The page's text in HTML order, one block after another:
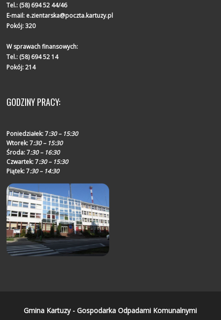
Tel.: (58) 694 52 44/46
E-mail: e.zientarska@poczta.kartuzy.pl
Pokój: 320
W sprawach finansowych:
Tel.: (58) 694 52 14
Pokój: 214
GODZINY PRACY:
Poniedziałek:7:30 – 15:30
Wtorek:7:30 – 15:30
Środa:7:30 – 16:30
Czwartek:7:30 – 15:30
Piątek:7:30 – 14:30
Gmina Kartuzy - Gospodarka Odpadami Komunalnymi